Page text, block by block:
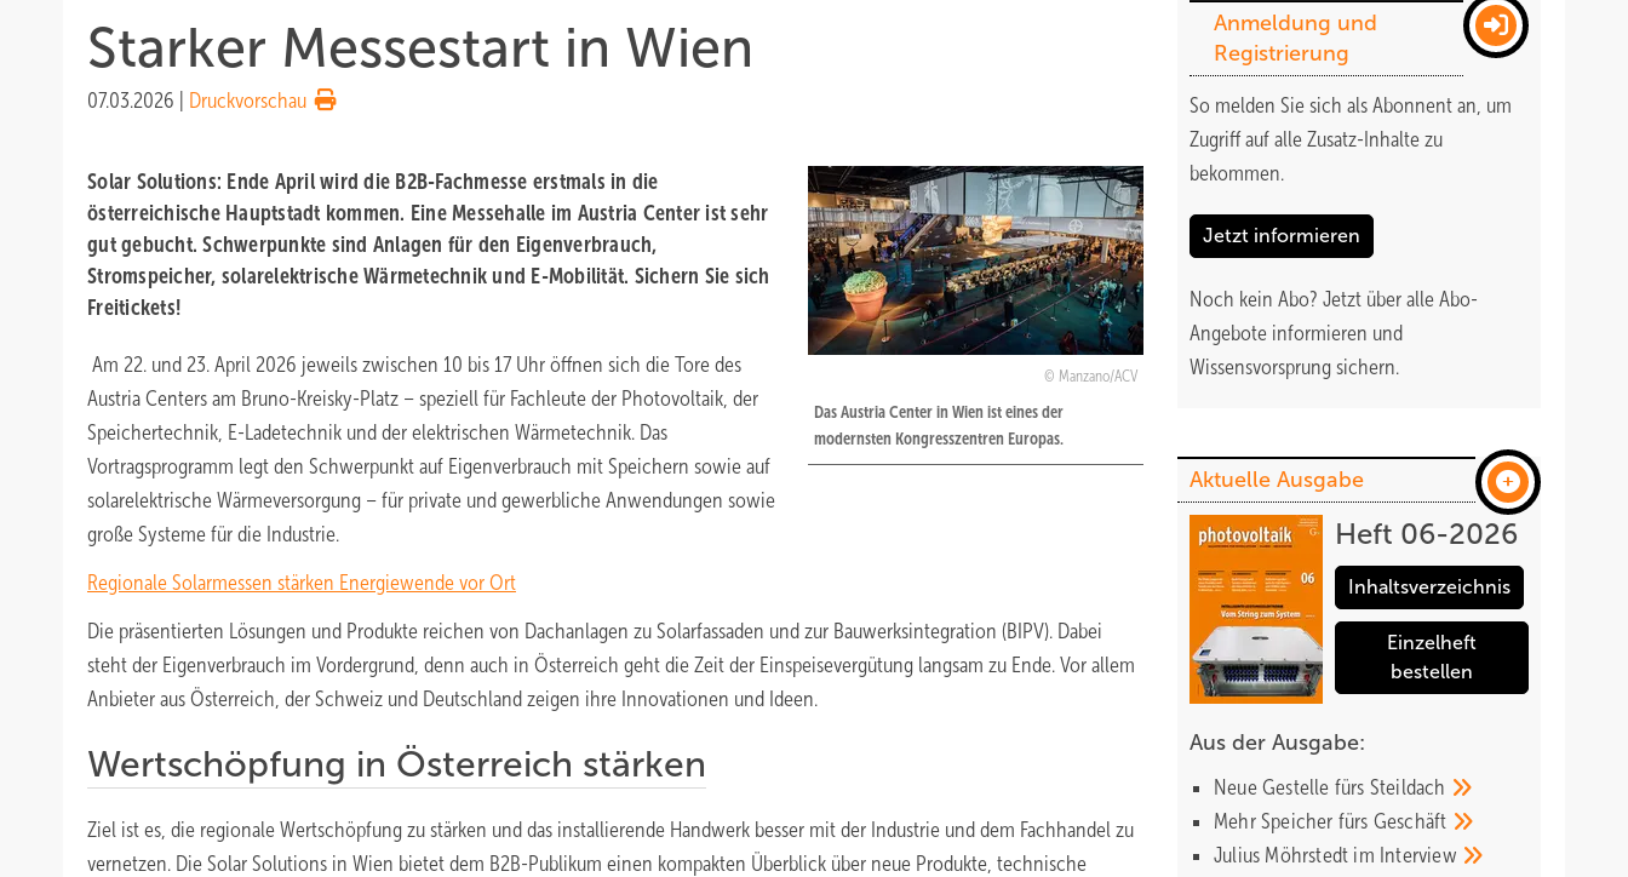
Starker Messestart in Wien
07.03.2026 Druckvorschau
Manzano/ACV
Das Austria Center in Wien ist eines der
modernsten Kongresszentren Europas.
Solar Solutions: Ende April wird die B2B-Fachmesse erstmals in die
österreichische Hauptstadt kommen. Eine Messehalle im Austria Center ist sehr
gut gebucht. Schwerpunkte sind Anlagen für den Eigenverbrauch,
Stromspeicher, solarelektrische Wärmetechnik und E-Mobilität. Sichern Sie sich
Freitickets!
Am 22. und 23. April 2026 jeweils zwischen 10 bis 17 Uhr öffnen sich die Tore des
Austria Centers am Bruno-Kreisky-Platz – speziell für Fachleute der Photovoltaik, der
Speichertechnik, E-Ladetechnik und der elektrischen Wärmetechnik. Das
Vortragsprogramm legt den Schwerpunkt auf Eigenverbrauch mit Speichern sowie auf
solarelektrische Wärmeversorgung – für private und gewerbliche Anwendungen sowie
große Systeme für die Industrie.
Regionale Solarmessen stärken Energiewende vor Ort
Die präsentierten Lösungen und Produkte reichen von Dachanlagen zu Solarfassaden und zur Bauwerksintegration (BIPV). Dabei
steht der Eigenverbrauch im Vordergrund, denn auch in Österreich geht die Zeit der Einspeisevergütung langsam zu Ende. Vor allem
Anbieter aus Österreich, der Schweiz und Deutschland zeigen ihre Innovationen und Ideen.
Wertschöpfung in Österreich stärken
Ziel ist es, die regionale Wertschöpfung zu stärken und das installierende Handwerk besser mit der Industrie und dem Fachhandel zu
vernetzen. Die Solar Solutions in Wien bietet dem B2B-Publikum einen kompakten Überblick über neue Produkte, technische
Anmeldung und
Registrierung
So melden Sie sich als Abonnent an, um
Zugriff auf alle Zusatz-Inhalte zu
bekommen.
Jetzt informieren
Noch kein Abo? Jetzt über alle Abo-
Angebote informieren und
Wissensvorsprung sichern.
Aktuelle Ausgabe
Heft 06-2026
Inhaltsverzeichnis
Einzelheft
bestellen
Aus der Ausgabe:
Neue Gestelle fürs Steildach
Mehr Speicher fürs Geschäft
Julius Möhrstedt im Interview